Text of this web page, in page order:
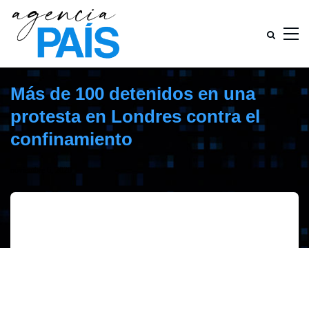
Más de 100 detenidos en una
protesta en Londres contra el
confinamiento
noviembre 6, 2020